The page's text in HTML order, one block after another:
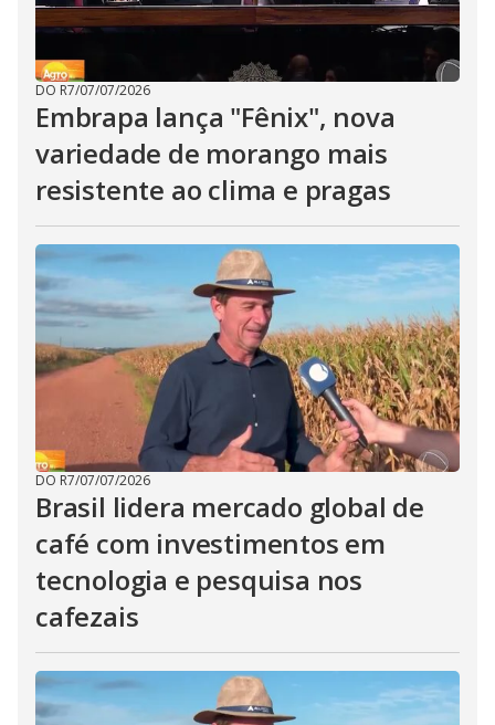
DO R7/07/07/2026
Embrapa lança "Fênix", nova
variedade de morango mais
resistente ao clima e pragas
DO R7/07/07/2026
Brasil lidera mercado global de
café com investimentos em
tecnologia e pesquisa nos
cafezais